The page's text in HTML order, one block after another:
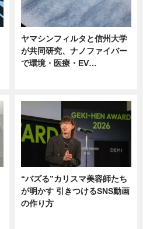
ヤマシンフィルタと信州大学
が共同研究、ナノファイバー
で環境・医療・EV…
“バズる”カリスマ美容師たち
が明かす 引きつけるSNS動画
の作り方